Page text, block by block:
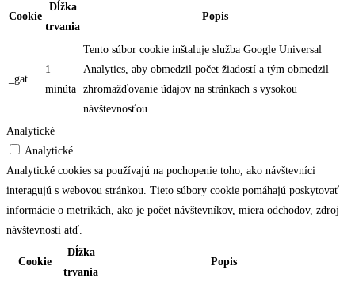
Cookie
Dĺžka
trvania
Popis
_gat
1
minúta
Tento súbor cookie inštaluje služba Google Universal
Analytics, aby obmedzil počet žiadostí a tým obmedzil
zhromažďovanie údajov na stránkach s vysokou
návštevnosťou.
Analytické
Analytické
Analytické cookies sa používajú na pochopenie toho, ako návštevníci
interagujú s webovou stránkou. Tieto súbory cookie pomáhajú poskytovať
informácie o metrikách, ako je počet návštevníkov, miera odchodov, zdroj
návštevnosti atď.
Cookie
Dĺžka
trvania
Popis